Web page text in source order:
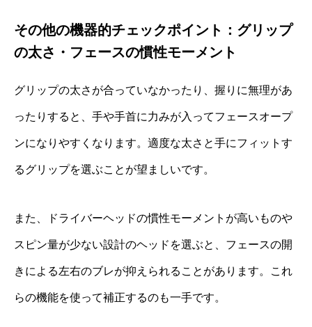
その他の機器的チェックポイント：グリップ
の太さ・フェースの慣性モーメント
グリップの太さが合っていなかったり、握りに無理があ
ったりすると、手や手首に力みが入ってフェースオープ
ンになりやすくなります。適度な太さと手にフィットす
るグリップを選ぶことが望ましいです。
また、ドライバーヘッドの慣性モーメントが高いものや
スピン量が少ない設計のヘッドを選ぶと、フェースの開
きによる左右のブレが抑えられることがあります。これ
らの機能を使って補正するのも一手です。